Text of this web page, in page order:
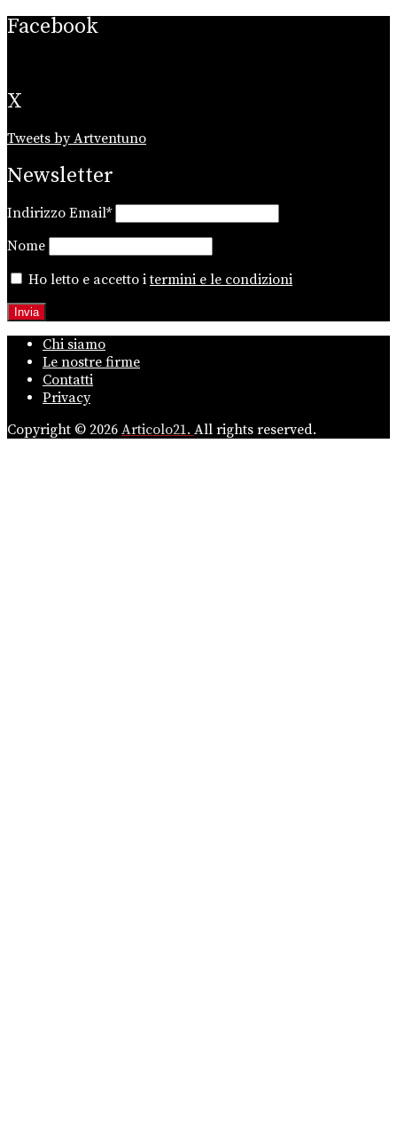
Facebook
X
Tweets by Artventuno
Newsletter
Indirizzo Email*
Nome
Ho letto e accetto itermini e le condizioni
Chi siamo
Le nostre firme
Contatti
Privacy
Copyright © 2026 Articolo21. All rights reserved.